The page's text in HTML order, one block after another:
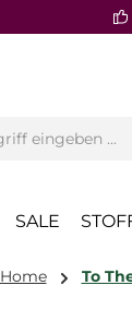
SALE
To